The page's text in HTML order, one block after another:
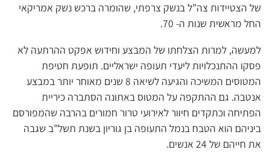
של הצטיידות צה”ל בנשק צרפתי, שהומרה ברכש נשק אמריקאי
החל מראשית שנות ה- 70.
למעשה, למרות הצלחתו של המבצע וחידוש אפקט ההרתעה לא
פסקו ההתנכלויות ליעדי תעופה ישראליים. תופעת חטיפת
המטוסים המשיכה והגיעה לשיאה 8 שנים מאוחר יותר במבצע
אנטבה. גם ההתקפה על המטוס באתונה הסתברה כיריית
הפתיחה וכתקדים חיוור לאירועי טרור חמורים בהרבה שהמפורסם
ביניהם הוא הטבח בנמל התעופה בן גוריון בשנת תשל”ב שגבה
את חייהם של 24 אנשים.